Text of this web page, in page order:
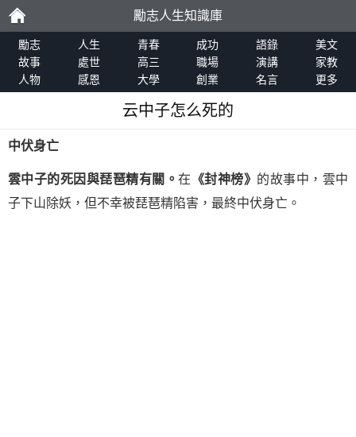
勵
志
勵志人生知識庫
勵志 人生 青春 成功 語錄
美文
故事
處世 高三 職場 演講
家教
人物
感恩 大學 創業 名言 更多
云中子怎么死的
中伏身亡
雲中子的死因與琵琶精有關。在 《封神榜》 的故事中，雲中
子下山除妖，但不幸被琵琶精陷害，最終中伏身亡。